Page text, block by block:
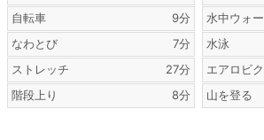
自転車
9分
なわとび
7分
ストレッチ
27分
階段上り
8分
水中ウォ
水泳
エアロビ
山を登る